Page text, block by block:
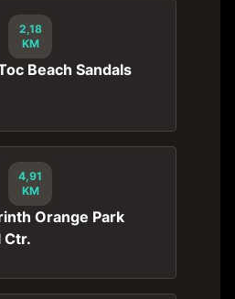
2,18
KM
Beach Sandals
4,91
KM
Orange Park
Ctr.